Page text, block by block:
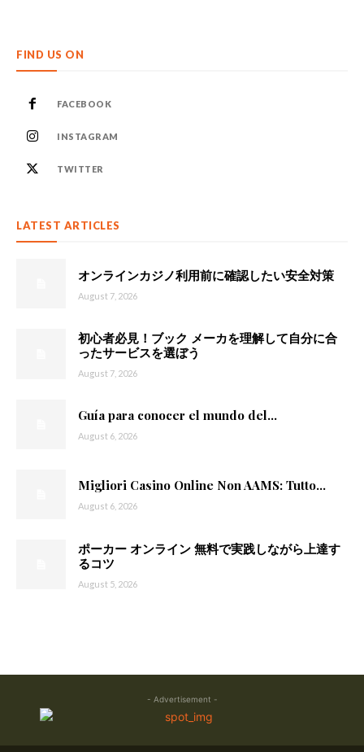
FIND US ON
FACEBOOK
INSTAGRAM
TWITTER
LATEST ARTICLES
オンラインカジノ利用前に確認したい安全対策
August 7, 2026
初心者必見！ブック メーカを理解して自分に合
ったサービスを選ぼう
August 7, 2026
Guía para conocer el mundo del...
August 6, 2026
Migliori Casino Online Non AAMS: Tutto...
August 6, 2026
ポーカー オンライン 無料で実践しながら上達す
るコツ
August 5, 2026
- Advertisement -